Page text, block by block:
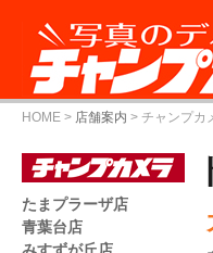
HOME > 店舗案内 > チャンプカ
たまプラーザ店
青葉台店